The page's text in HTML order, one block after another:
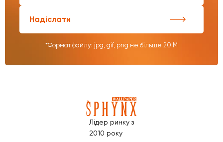
Надіслати
*Формат файлу: jpg, gif, png не більше 20 М
Лідер ринку з
2010 року